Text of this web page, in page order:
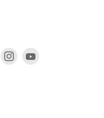
TrovaciTrovaci